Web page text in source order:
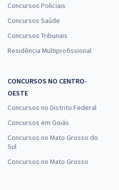
Concursos Policiais
Concursos Saúde
Concursos Tribunais
Residência Multiprofissional
CONCURSOS NO CENTRO-
OESTE
Concursos no Distrito Federal
Concursos em Goiás
Concursos no Mato Grosso do
Sul
Concursos no Mato Grosso